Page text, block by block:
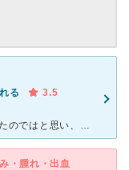
る
3.5
２年程前、体の怠さと下痢が続き風邪をひいたのではと思い、職場の近くの個人病院を受診しました。 その際に甲状腺の腫れが気になると言われ、血液検査をしたところ甲状腺ホルモンの数値が異常に上がってるとの事
・腫れ・出血